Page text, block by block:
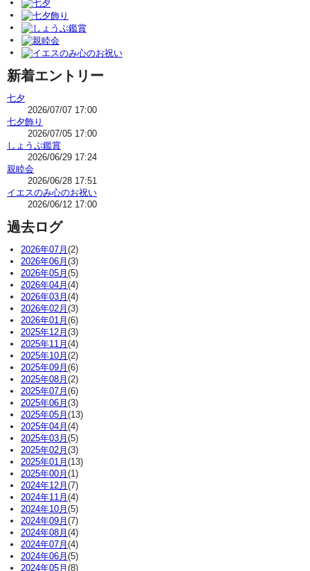
新着エントリー
七夕
2026/07/07 17:00
七夕飾り
2026/07/05 17:00
しょうぶ鑑賞
2026/06/29 17:24
親睦会
2026/06/28 17:51
イエスのみ心のお祝い
2026/06/12 17:00
過去ログ
2026年07月 (2)
2026年06月 (3)
2026年05月 (5)
2026年04月 (4)
2026年03月 (4)
2026年02月 (3)
2026年01月 (6)
2025年12月 (3)
2025年11月 (4)
2025年10月 (2)
2025年09月 (6)
2025年08月 (2)
2025年07月 (6)
2025年06月 (3)
2025年05月 (13)
2025年04月 (4)
2025年03月 (5)
2025年02月 (3)
2025年01月 (13)
2025年00月 (1)
2024年12月 (7)
2024年11月 (4)
2024年10月 (5)
2024年09月 (7)
2024年08月 (4)
2024年07月 (4)
2024年06月 (5)
2024年05月 (8)